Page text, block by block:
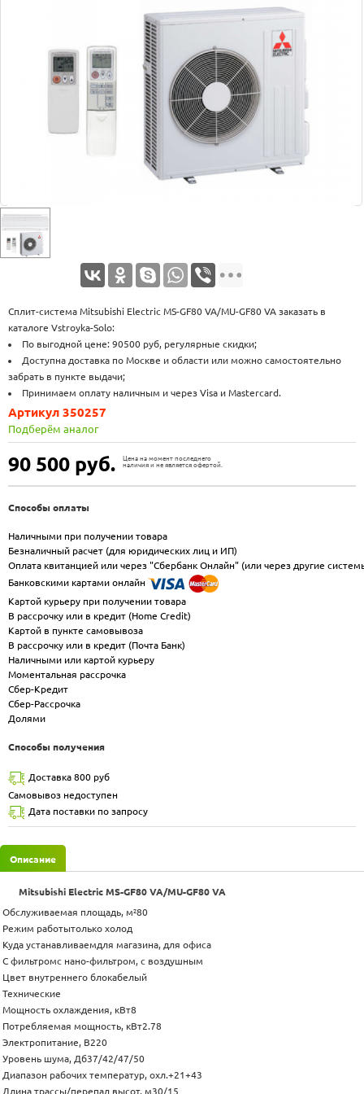
Сплит-система Mitsubishi Electric MS-GF80 VA/MU-GF80 VA заказать в
каталоге Vstroyka-Solo:
По выгодной цене: 90500 руб, регулярные скидки;
Доступна доставка по Москве и области или можно самостоятельно
забрать в пункте выдачи;
Принимаем оплату наличным и через Visa и Mastercard.
90 500 руб.
Цена на момент последнего
наличия и не является офертой.
Артикул 350257
Подберём аналог
Способы оплаты
Наличными при получении товара
Безналичный расчет (для юридических лиц и ИП)
Оплата квитанцией или через "Сбербанк Онлайн" (или через другие
Банковскими картами онлайн
Картой курьеру при получении товара
В рассрочку или в кредит (Home Credit)
Картой в пункте самовывоза
В рассрочку или в кредит (Почта Банк)
Наличными или картой курьеру
Моментальная рассрочка
Сбер-Кредит
Сбер-Рассрочка
Долями
Способы получения
Доставка 800 руб
Самовывоз недоступен
Дата поставки по запросу
Описание
Mitsubishi Electric MS-GF80 VA/MU-GF80 VA
Обслуживаемая площадь, м²80
Режим работытолько холод
Куда устанавливаемдля магазина, для офиса
C фильтромс нано-фильтром, с воздушным
Цвет внутреннего блокабелый
Технические
Мощность охлаждения, кВт8
Потребляемая мощность, кВт2.78
Электропитание, В220
Уровень шума, Дб37/42/47/50
Диапазон рабочих температур, охл.+21+43
Длина трассы/перепад высот, м30/15